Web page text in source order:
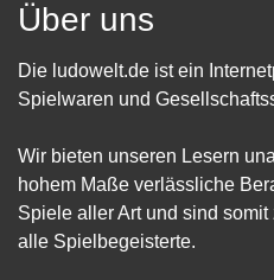
Über uns
Die ludowelt.de ist ein
Spielwaren und
Wir bieten unseren Lesern
hohem Maße verlässliche
Spiele aller Art und sind
alle Spielbegeisterte.